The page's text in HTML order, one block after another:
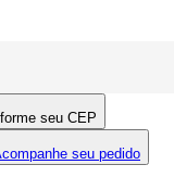
seu CEP
seu pedido